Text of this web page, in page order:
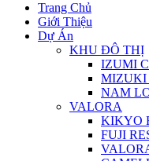
Trang Chủ
Giới Thiệu
Dự Án
KHU ĐÔ THỊ
IZUMI
MIZUKI
NAM
VALORA
KIKYO
FUJI